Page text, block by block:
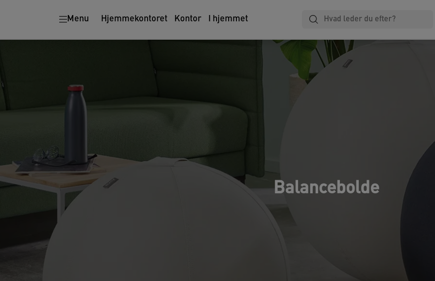
Menu Hjemmekontoret Kontor I hjemmet
Balancebolde